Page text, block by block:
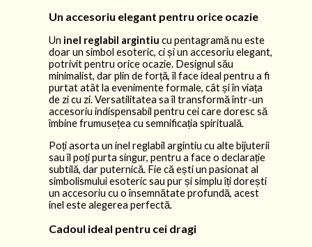
Un accesoriu elegant pentru orice ocazie
Un inel reglabil argintiu cu pentagramă nu este
doar un simbol esoteric, ci și un accesoriu elegant,
potrivit pentru orice ocazie. Designul său
minimalist, dar plin de forță, îl face ideal pentru a fi
purtat atât la evenimente formale, cât și în viața
de zi cu zi. Versatilitatea sa îl transformă într-un
accesoriu indispensabil pentru cei care doresc să
îmbine frumusețea cu semnificația spirituală.
Poți asorta un inel reglabil argintiu cu alte bijuterii
sau îl poți purta singur, pentru a face o declarație
subtilă, dar puternică. Fie că ești un pasionat al
simbolismului esoteric sau pur și simplu îți dorești
un accesoriu cu o însemnătate profundă, acest
inel este alegerea perfectă.
Cadoul ideal pentru cei dragi